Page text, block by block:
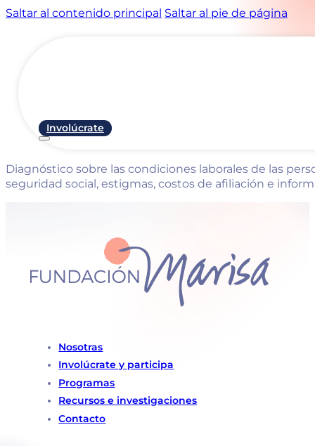
Saltar al contenido principal Saltar al pie de página
Involúcrate
Diagnóstico sobre las condiciones laborales de las
seguridad social, estigmas, costos de afiliación e
Nosotras
Involúcrate y participa
Programas
Recursos e investigaciones
Contacto